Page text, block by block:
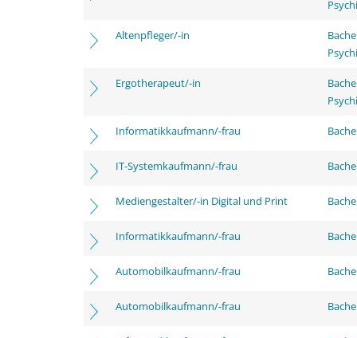
Altenpfleger/-in
Ergotherapeut/-in
Informatikkaufmann/-frau
IT-Systemkaufmann/-frau
Mediengestalter/-in Digital und Print
Informatikkaufmann/-frau
Automobilkaufmann/-frau
Automobilkaufmann/-frau